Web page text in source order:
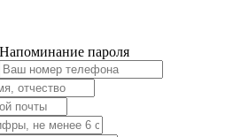
Напоминание пароля